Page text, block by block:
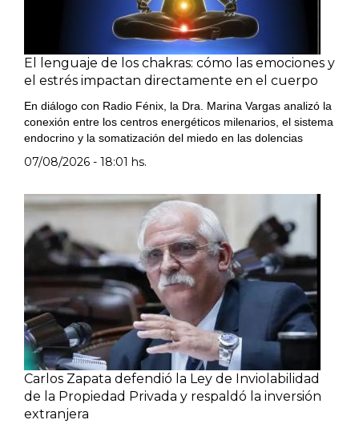
El lenguaje de los chakras: cómo las emociones y
el estrés impactan directamente en el cuerpo
En diálogo con Radio Fénix, la Dra. Marina Vargas analizó la
conexión entre los centros energéticos milenarios, el sistema
endocrino y la somatización del miedo en las dolencias
07/08/2026 - 18:01 hs.
Carlos Zapata defendió la Ley de Inviolabilidad
de la Propiedad Privada y respaldó la inversión
extranjera